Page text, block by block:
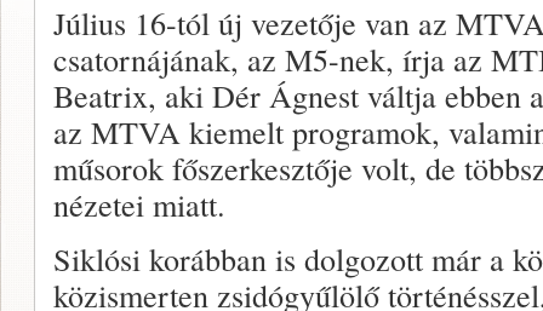
Július 16-tól új vezetője van az
csatornájának, az M5-nek, írja az
Beatrix, aki Dér Ágnest váltja ebben
az MTVA kiemelt programok,
műsorok főszerkesztője volt, de
nézetei miatt.
Siklósi korábban is dolgozott már a
közismerten zsidógyűlölő